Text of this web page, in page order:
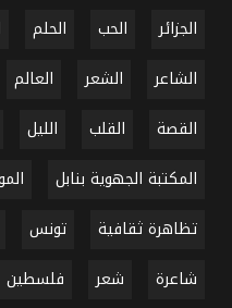
الجزائر
الحب الحلم
الشاعر
الشعر العالم
القصة
القلب الليل
المكتبة الجهوية بنابل
تظاهرة ثقافية
تونس
شاعرة
شعر فلسطين